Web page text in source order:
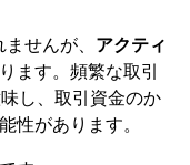
せんが、 アクティ
ます。頻繁な取引
し、取引資金のか
性があります。